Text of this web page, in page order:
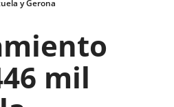
y Gerona
mil